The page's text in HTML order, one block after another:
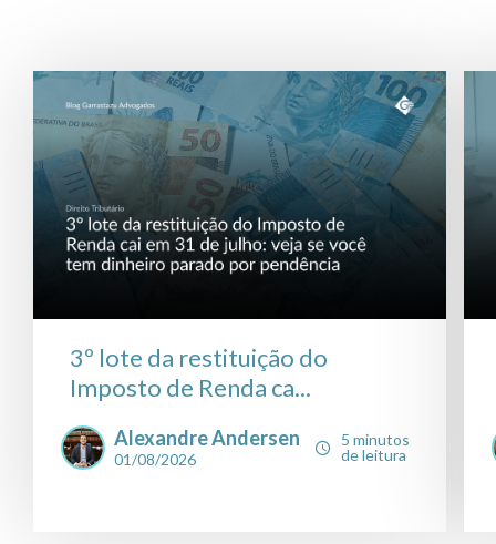
3º lote da restituição do
Imposto de Renda ca...
Alexandre Andersen
01/08/2026
5 minutos
de leitura